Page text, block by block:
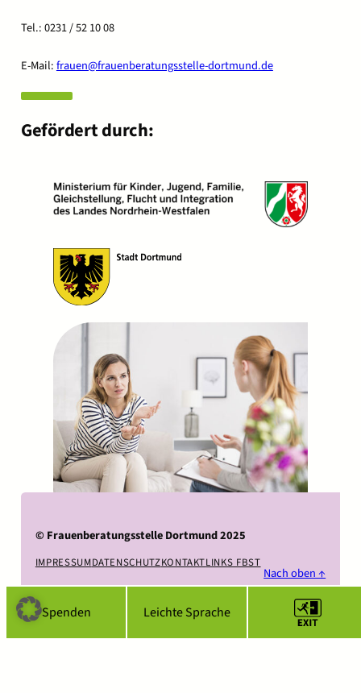
Spenden Leichte Sprache
Tel.: 0231 / 52 10 08
E-Mail:frauen@frauenberatungsstelle-dortmund.de
Gefördert durch:
© Frauenberatungsstelle Dortmund 2025
IMPRESSUMDATENSCHUTZKONTAKTLINKS FBST
Nach oben ↑